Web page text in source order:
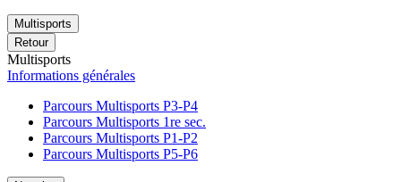
Multisports
Retour
Multisports
Informations générales
Parcours Multisports P3-P4
Parcours Multisports 1re sec.
Parcours Multisports P1-P2
Parcours Multisports P5-P6